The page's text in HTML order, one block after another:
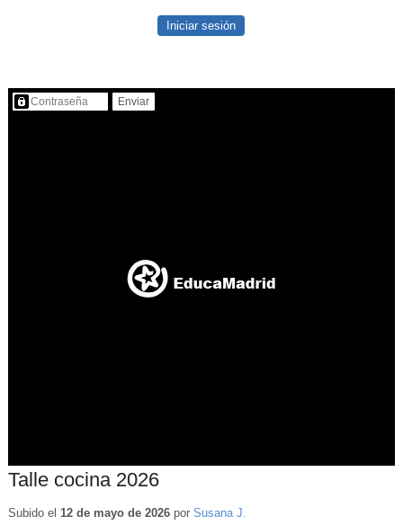
Iniciar sesión
Contenido protegido…
Talle cocina 2026
Subido el 12 de mayo de 2026por Susana J.